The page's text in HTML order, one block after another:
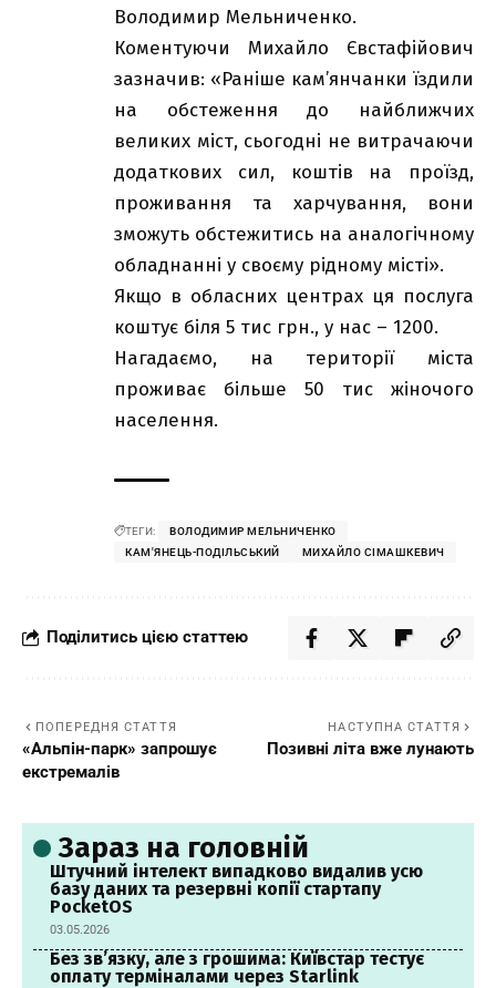
Володимир Мельниченко.
Коментуючи Михайло Євстафійович
зазначив: «Раніше кам’янчанки їздили
на обстеження до найближчих
великих міст, сьогодні не витрачаючи
додаткових сил, коштів на проїзд,
проживання та харчування, вони
зможуть обстежитись на аналогічному
обладнанні у своєму рідному місті».
Якщо в обласних центрах ця послуга
коштує біля 5 тис грн., у нас – 1200.
Нагадаємо, на території міста
проживає більше 50 тис жіночого
населення.
ТЕГИ:
ВОЛОДИМИР МЕЛЬНИЧЕНКО
КАМ'ЯНЕЦЬ-ПОДІЛЬСЬКИЙ
МИХАЙЛО СІМАШКЕВИЧ
Поділитись цією статтею
ПОПЕРЕДНЯ СТАТТЯ
«Альпін-парк» запрошує
екстремалів
НАСТУПНА СТАТТЯ
Позивні літа вже лунають
Зараз на головній
Штучний інтелект випадково видалив усю
базу даних та резервні копії стартапу
PocketOS
03.05.2026
Без зв’язку, але з грошима: Київстар тестує
оплату терміналами через Starlink